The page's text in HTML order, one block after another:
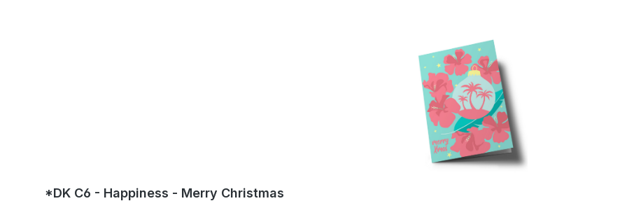
*DK C6 - Happiness - Merry Christmas